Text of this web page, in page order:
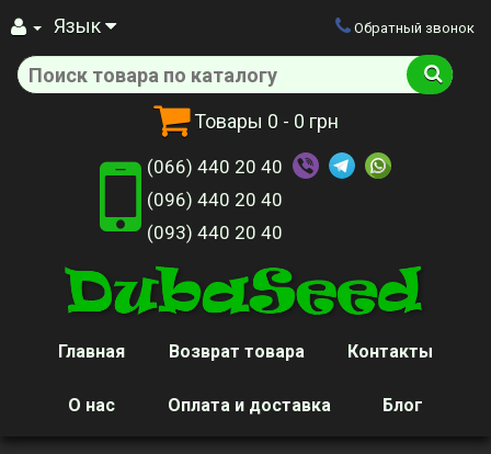
Язык
Товары 0 - 0 грн
Обратный звонок
(066) 440 20 40
(096) 440 20 40
(093) 440 20 40
Главная Возврат товара Контакты
О нас Оплата и доставка Блог